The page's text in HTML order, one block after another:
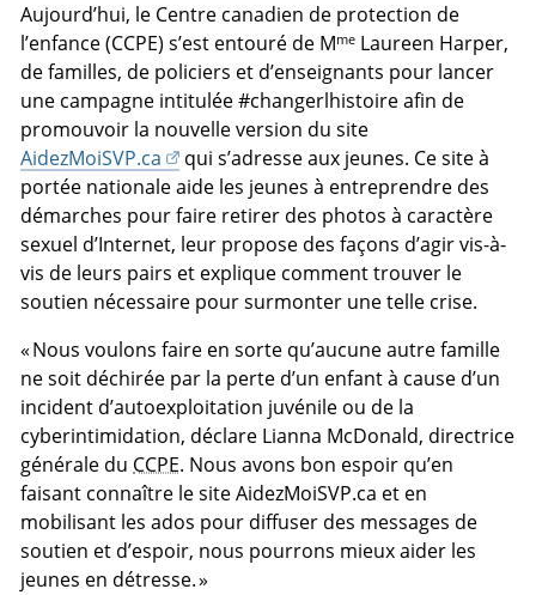
Aujourd’hui, le Centre canadien de protection de
l’enfance (CCPE) s’est entouré de Mme Laureen Harper,
de familles, de policiers et d’enseignants pour lancer
une campagne intitulée #changerlhistoire afin de
promouvoir la nouvelle version du site
AidezMoiSVP.ca
qui s’adresse aux jeunes. Ce site à
portée nationale aide les jeunes à entreprendre des
démarches pour faire retirer des photos à caractère
sexuel d’Internet, leur propose des façons d’agir vis-à-
vis de leurs pairs et explique comment trouver le
soutien nécessaire pour surmonter une telle crise.
« Nous voulons faire en sorte qu’aucune autre famille
ne soit déchirée par la perte d’un enfant à cause d’un
incident d’autoexploitation juvénile ou de la
cyberintimidation, déclare Lianna McDonald, directrice
générale du CCPE. Nous avons bon espoir qu’en
faisant connaître le site AidezMoiSVP.ca et en
mobilisant les ados pour diffuser des messages de
soutien et d’espoir, nous pourrons mieux aider les
jeunes en détresse. »